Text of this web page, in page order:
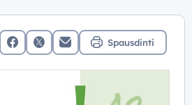
facebookx (twitter)Elektroninis paštas
Spausdinti